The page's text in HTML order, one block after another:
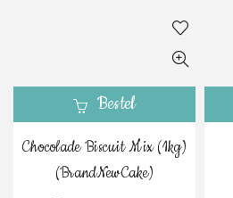
Bestel
Chocolade Biscuit Mix (1kg)
(BrandNewCake)